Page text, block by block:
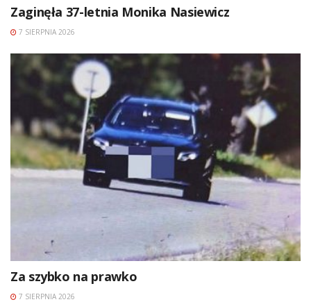
Zaginęła 37-letnia Monika Nasiewicz
7 SIERPNIA 2026
Za szybko na prawko
7 SIERPNIA 2026